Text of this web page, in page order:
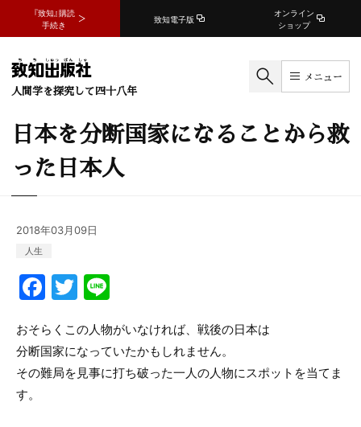
『致知』購読
手続き
致知電子版
オンライン
ショップ
人間学を探究して四十八年
メニュー
日本を分断国家になることから救
った日本人
2018年03月09日
人生
F
a
c
e
b
T
w
itt
er
e
おそらくこの人物がいなければ、戦後の日本は
分断国家になっていたかもしれません。
その難局を見事に打ち破った一人の人物にスポットを当てま
す。